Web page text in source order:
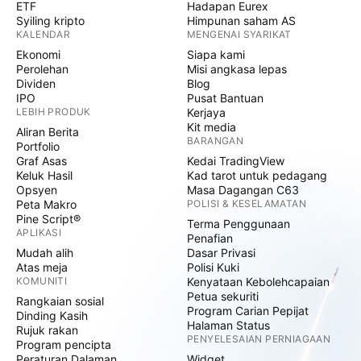
ETF
Syiling kripto
KALENDAR
Ekonomi
Perolehan
Dividen
IPO
LEBIH PRODUK
Aliran Berita
Portfolio
Graf Asas
Keluk Hasil
Opsyen
Peta Makro
Pine Script®
APLIKASI
Mudah alih
Atas meja
KOMUNITI
Rangkaian sosial
Dinding Kasih
Rujuk rakan
Program pencipta
Hadapan Eurex
Himpunan saham AS
MENGENAI SYARIKAT
Siapa kami
Misi angkasa lepas
Blog
Pusat Bantuan
Kerjaya
Kit media
BARANGAN
Kedai TradingView
Kad tarot untuk pedagang
Masa Dagangan C63
POLISI & KESELAMATAN
Terma Penggunaan
Penafian
Dasar Privasi
Polisi Kuki
Kenyataan Kebolehcapaian
Petua sekuriti
Program Carian Pepijat
Halaman Status
PENYELESAIAN PERNIAGAAN